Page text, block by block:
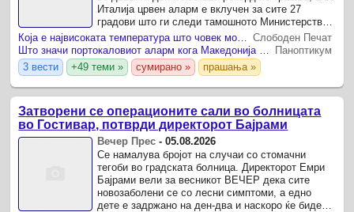
Италија црвен аларм е вклучен за сите 27
градови што ги следи тамошното Министерство
за здравство.
Која е највисоката температура што човек може да ја издржи? Влажноста на воздухот е клучна, еве кога можат да настапат сериозни последици Слободен Печат
Што значи портокаловиот аларм кога Македонија работи на 40 степени
Паноптикум
3 вести
+49 теми » сумирано » прашања »
Затворени се операционите сали во болницата
во Гостивар, потврди директорот Бајрами
Вечер Прес -05.08.2026
Се намалува бројот на случаи со стомачни
тегоби во градската болница. Директорот Емри
Бајрами вели за весникот ВЕЧЕР дека сите
новозаболени се со лесни симптоми, а едно
дете е задржано на ден-два и наскоро ќе биде